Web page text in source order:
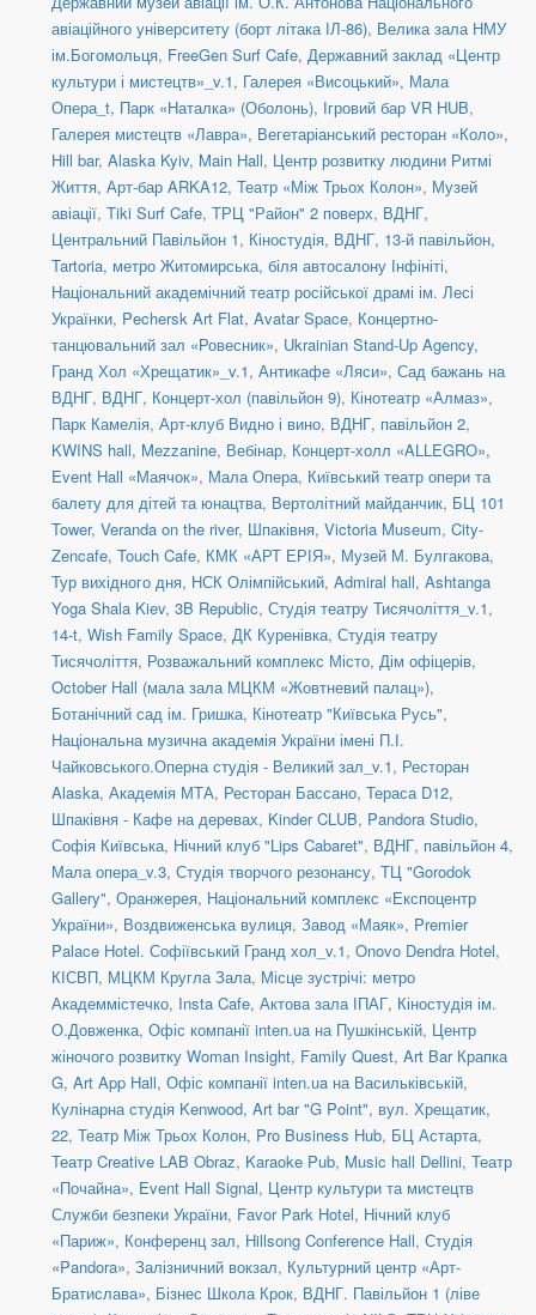
авіаційного університету (борт літака ІЛ-86), Велика зала НМУ
ім.Богомольця, FreeGen Surf Cafe, Державний заклад «Центр
культури і мистецтв»_v.1, Галерея «Висоцький», Мала
Опера_t, Парк «Наталка» (Оболонь), Ігровий бар VR HUB,
Галерея мистецтв «Лавра», Вегетаріанський ресторан «Коло»,
Hill bar, Alaska Kyiv, Main Hall, Центр розвитку людини Ритмі
Життя, Арт-бар ARKA12, Театр «Між Трьох Колон», Музей
авіації, Tiki Surf Cafe, ТРЦ "Район" 2 поверх, ВДНГ,
Центральний Павільйон 1, Кіностудія, ВДНГ, 13-й павільйон,
Tartoria, метро Житомирська, біля автосалону Інфініті,
Національний академічний театр російської драмі ім. Лесі
Українки, Pechersk Art Flat, Avatar Space, Концертно-
танцювальний зал «Ровесник», Ukrainian Stand-Up Agency,
Гранд Хол «Хрещатик»_v.1, Антикафе «Ляси», Сад бажань на
ВДНГ, ВДНГ, Концерт-хол (павільйон 9), Кінотеатр «Алмаз»,
Парк Камелія, Арт-клуб Видно і вино, ВДНГ, павільйон 2,
KWINS hall, Mezzanine, Вебінар, Концерт-холл «ALLEGRO»,
Event Hall «Маячок», Мала Опера, Київський театр опери та
балету для дітей та юнацтва, Вертолітний майданчик, БЦ 101
Tower, Veranda on the river, Шпаківня, Victoria Museum, City-
Zencafe, Touch Cafe, КМК «АРТ ЕРІЯ», Музей М. Булгакова,
Тур вихідного дня, НСК Олімпійський, Admiral hall, Ashtanga
Yoga Shala Kiev, 3B Republic, Студія театру Тисячоліття_v.1,
14-t, Wish Family Space, ДК Куренівка, Студія театру
Тисячоліття, Розважальний комплекс Місто, Дім офіцерів,
October Hall (мала зала МЦКМ «Жовтневий палац»),
Ботанічний сад ім. Гришка, Кінотеатр "Київська Русь",
Національна музична академія України імені П.І.
Чайковського.Оперна студія - Великий зал_v.1, Ресторан
Alaska, Академія МТА, Ресторан Бассано, Тераса D12,
Шпаківня - Кафе на деревах, Kinder CLUB, Pandora Studio,
Софія Київська, Нічний клуб "Lips Cabaret", ВДНГ, павільйон 4,
Мала опера_v.3, Студія творчого резонансу, ТЦ "Gorodok
Gallery", Оранжерея, Національний комплекс «Експоцентр
України», Воздвиженська вулиця, Завод «Маяк», Premier
Palace Hotel. Софіївський Гранд хол_v.1, Onovo Dendra Hotel,
КІСВП, МЦКМ Кругла Зала, Місце зустрічі: метро
Академмістечко, Insta Cafe, Актова зала ІПАГ, Кіностудія ім.
О.Довженка, Офіс компанії inten.ua на Пушкінській, Центр
жіночого розвитку Woman Insight, Family Quest, Art Bar Крапка
G, Art App Hall, Офіс компанії inten.ua на Васильківській,
Кулінарна студія Kenwood, Art bar "G Point", вул. Хрещатик,
22, Театр Між Трьох Колон, Pro Business Hub, БЦ Астарта,
Театр Creative LAB Obraz, Karaoke Pub, Music hall Dellini, Театр
«Почайна», Event Hall Signal, Центр культури та мистецтв
Служби безпеки України, Favor Park Hotel, Нічний клуб
«Париж», Конференц зал, Hillsong Conference Hall, Студія
«Pandora», Залізничний вокзал, Культурний центр «Арт-
Братислава», Бізнес Школа Крок, ВДНГ. Павільйон 1 (ліве